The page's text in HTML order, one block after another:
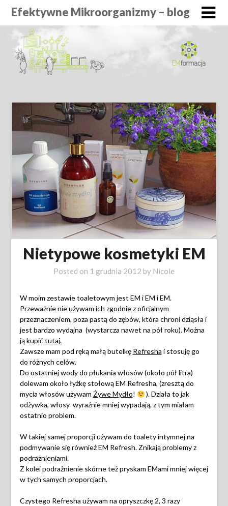
Efektywne Mikroorganizmy – blog
Nietypowe kosmetyki EM
Posted on 1 grudnia 2012 by Nicole
W moim zestawie toaletowym jest EM i EM i EM.
Przeważnie nie używam ich zgodnie z oficjalnym
przeznaczeniem, poza pastą do zębów, która chroni dziąsła i
jest bardzo wydajna (wystarcza nawet na pół roku). Można
ją kupić tutaj.
Zawsze mam pod ręką małą butelkę Refresha i stosuję go
do różnych celów.
Do ostatniej wody do płukania włosów (około pół litra)
dolewam około łyżkę stołową EM Refresha, (zresztą do
mycia włosów używam Żywe Mydło!
). Działa to jak
odżywka, włosy wyraźnie mniej wypadają, z tym miałam
ostatnio problem.
W takiej samej proporcji używam do toalety intymnej na
podmywanie się również EM Refresh. Znikają problemy z
podrażnieniami.
Z kolei podrażnienie skórne też pryskam EMami mniej więcej
w tych samych proporcjach.
Czystego Refresha używam na opryszczkę 2, 3 razy